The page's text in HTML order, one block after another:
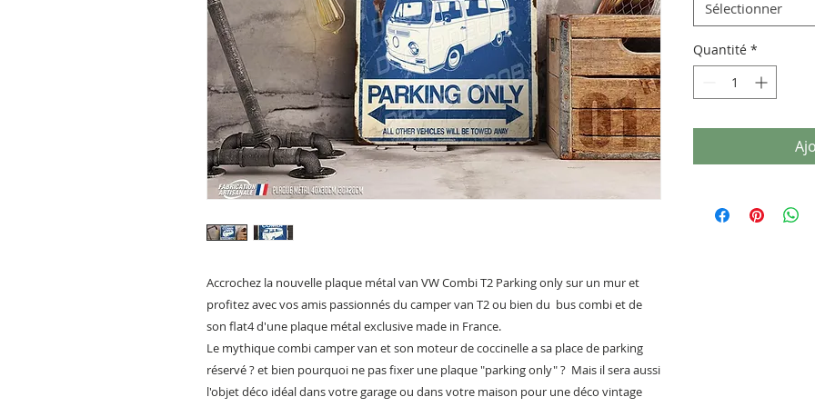
Accrochez la nouvelle plaque métal van VW Combi T2 Parking only sur un mur et
profitez avec vos amis passionnés du camper van T2 ou bien du bus combi et de
son flat4 d'une plaque métal exclusive made in France.
Le mythique combi camper van et son moteur de coccinelle a sa place de parking
réservé ? et bien pourquoi ne pas fixer une plaque "parking only" ? Mais il sera aussi
l'objet déco idéal dans votre garage ou dans votre maison pour une déco vintage
Sélectionner
Quantité *